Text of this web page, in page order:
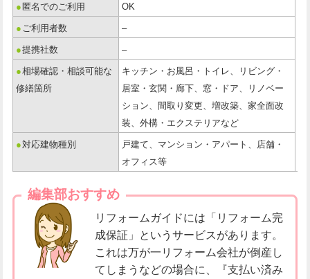
●匿名でのご利用 OK
● ご利用者数 –
●提携社数 –
●相場確認・相談可能な
修繕箇所
キッチン・お風呂・トイレ、リビング・
居室・玄関・廊下、窓・ドア、リノベー
ション、間取り変更、増改築、家全面改
装、外構・エクステリアなど
●対応建物種別
戸建て、マンション・アパート、店舗・
オフィス等
編集部おすすめ
リフォームガイドには「リフォーム完
成保証」というサービスがあります。
これは万が一リフォーム会社が倒産し
てしまうなどの場合に、『支払い済み